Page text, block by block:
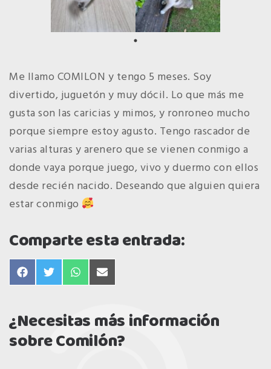
Me llamo COMILON y tengo 5 meses. Soy
divertido, juguetón y muy dócil. Lo que más me
gusta son las caricias y mimos, y ronroneo mucho
porque siempre estoy agusto. Tengo rascador de
varias alturas y arenero que se vienen conmigo a
donde vaya porque juego, vivo y duermo con ellos
desde recién nacido. Deseando que alguien quiera
estar conmigo
Comparte esta entrada:
compartir
en
compartir
en
compartir
en
compartir
en
¿Necesitas más información
sobre Comilón?